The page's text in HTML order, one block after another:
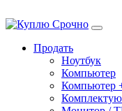
Продать
Ноутбук
Компьютер
Компьютер